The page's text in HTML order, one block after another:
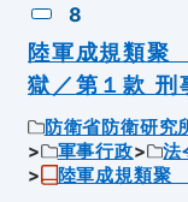
8
陸軍成規類
獄／第１款 刑
防衛省防衛研究
軍事行政
法
陸軍成規類